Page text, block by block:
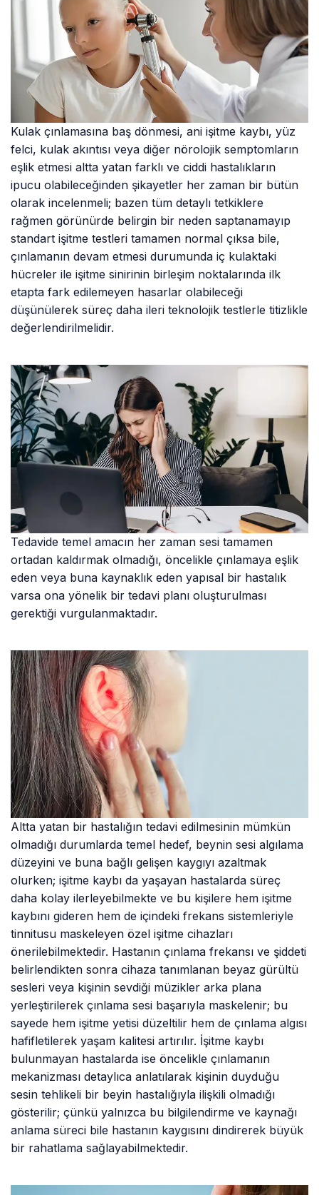
Kulak çınlamasına baş dönmesi, ani işitme kaybı, yüz
felci, kulak akıntısı veya diğer nörolojik semptomların
eşlik etmesi altta yatan farklı ve ciddi hastalıkların
ipucu olabileceğinden şikayetler her zaman bir bütün
olarak incelenmeli; bazen tüm detaylı tetkiklere
rağmen görünürde belirgin bir neden saptanamayıp
standart işitme testleri tamamen normal çıksa bile,
çınlamanın devam etmesi durumunda iç kulaktaki
hücreler ile işitme sinirinin birleşim noktalarında ilk
etapta fark edilemeyen hasarlar olabileceği
düşünülerek süreç daha ileri teknolojik testlerle titizlikle
değerlendirilmelidir.
Tedavide temel amacın her zaman sesi tamamen
ortadan kaldırmak olmadığı, öncelikle çınlamaya eşlik
eden veya buna kaynaklık eden yapısal bir hastalık
varsa ona yönelik bir tedavi planı oluşturulması
gerektiği vurgulanmaktadır.
Altta yatan bir hastalığın tedavi edilmesinin mümkün
olmadığı durumlarda temel hedef, beynin sesi algılama
düzeyini ve buna bağlı gelişen kaygıyı azaltmak
olurken; işitme kaybı da yaşayan hastalarda süreç
daha kolay ilerleyebilmekte ve bu kişilere hem işitme
kaybını gideren hem de içindeki frekans sistemleriyle
tinnitusu maskeleyen özel işitme cihazları
önerilebilmektedir. Hastanın çınlama frekansı ve şiddeti
belirlendikten sonra cihaza tanımlanan beyaz gürültü
sesleri veya kişinin sevdiği müzikler arka plana
yerleştirilerek çınlama sesi başarıyla maskelenir; bu
sayede hem işitme yetisi düzeltilir hem de çınlama algısı
hafifletilerek yaşam kalitesi artırılır. İşitme kaybı
bulunmayan hastalarda ise öncelikle çınlamanın
mekanizması detaylıca anlatılarak kişinin duyduğu
sesin tehlikeli bir beyin hastalığıyla ilişkili olmadığı
gösterilir; çünkü yalnızca bu bilgilendirme ve kaynağı
anlama süreci bile hastanın kaygısını dindirerek büyük
bir rahatlama sağlayabilmektedir.